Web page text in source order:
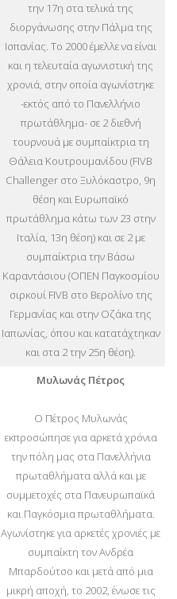
την 17η στα τελικά της
διοργάνωσης στην Πάλμα της
Ισπανίας. Το 2000 έμελλε να είναι
και η τελευταία αγωνιστική της
χρονιά, στην οποία αγωνίστηκε
-εκτός από το Πανελλήνιο
πρωτάθλημα- σε 2 διεθνή
τουρνουά με συμπαίκτρια τη
Θάλεια Κουτρουμανίδου (FIVB
Challenger στο Ξυλόκαστρο, 9η
θέση και Ευρωπαϊκό
πρωτάθλημα κάτω των 23 στην
Ιταλία, 13η θέση) και σε 2 με
συμπαίκτρια την Βάσω
Καραντάσιου (ΟΠΕΝ Παγκοσμίου
σιρκουί FIVB στο Βερολίνο της
Γερμανίας και στην Οζάκα της
Ιαπωνίας, όπου και κατατάχτηκαν
και στα 2 την 25η θέση).
Μυλωνάς Πέτρος
Ο Πέτρος Μυλωνάς
εκπροσώπησε για αρκετά χρόνια
την πόλη μας στα Πανελλήνια
πρωταθλήματα αλλά και με
συμμετοχές στα Πανευρωπαϊκά
και Παγκόσμια πρωταθλήματα.
Αγωνίστηκε για αρκετές χρονιές με
συμπαίκτη τον Ανδρέα
Μπαρδούτσο και μετά από μια
μικρή αποχή, το 2002, ένωσε τις